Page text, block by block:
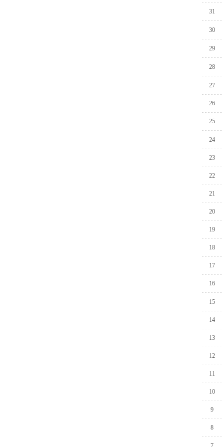
31
30
29
28
27
26
25
24
23
22
21
20
19
18
17
16
15
14
13
12
11
10
9
8
7